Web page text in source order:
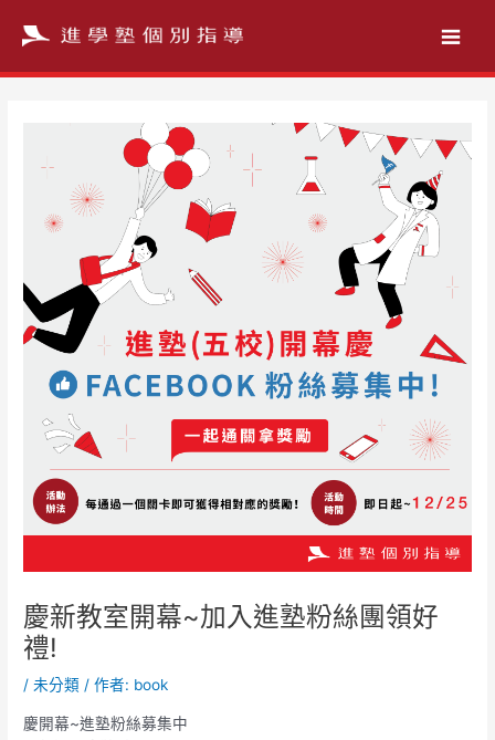
慶新教室開幕~加入進塾粉絲團領好
禮!
/未分類 / 作者: book
慶開幕~進塾粉絲募集中